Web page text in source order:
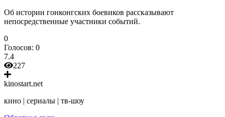
Об истории гонконгских боевиков рассказывают
непосредственные участники событий.
0
Голосов: 0
7.4
227
kinostart.net
кино | сериалы | тв-шоу